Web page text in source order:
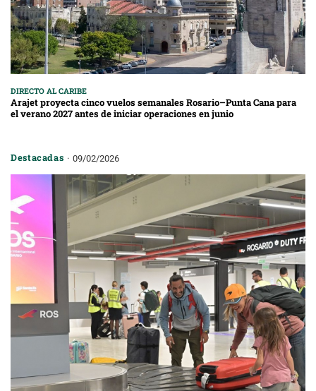
DIRECTO AL CARIBE
Arajet proyecta cinco vuelos semanales Rosario–Punta Cana para
el verano 2027 antes de iniciar operaciones en junio
Destacadas 09/02/2026